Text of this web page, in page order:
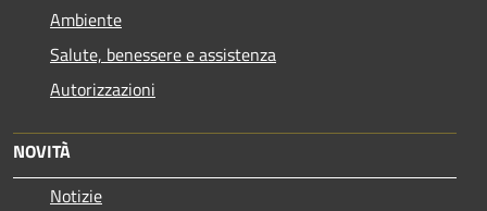
Ambiente
Salute, benessere e assistenza
Autorizzazioni
NOVITÀ
Notizie